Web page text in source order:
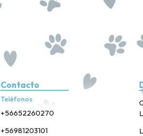
Contacto
Teléfonos
+56652260270
+56981203101